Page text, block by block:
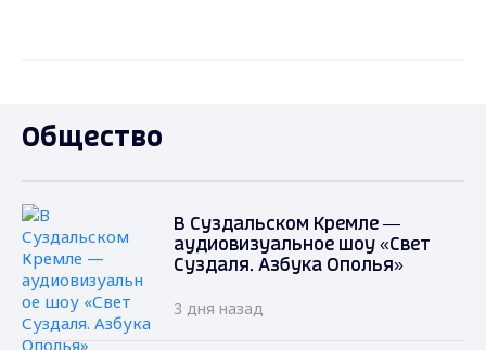
Общество
В Суздальском Кремле —
аудиовизуальное шоу «Свет
Суздаля. Азбука Ополья»
3 дня назад